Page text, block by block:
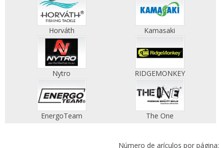
Horváth Kamasaki
Nytro RIDGEMONKEY
EnergoTeam The One
Número de arículos por página: